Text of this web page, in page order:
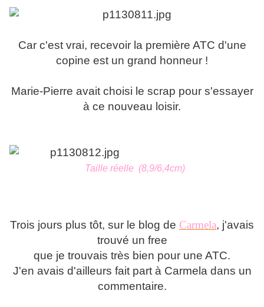
Car c'est vrai, recevoir la première ATC d'une
copine est un grand honneur !
Marie-Pierre avait choisi le scrap pour s'essayer
à ce nouveau loisir.
Taille réelle (8,9/6,4cm)
Trois jours plus tôt, sur le blog de Carmela, j'avais
trouvé un free
que je trouvais très bien pour une ATC.
J'en avais d'ailleurs fait part à Carmela dans un
commentaire.